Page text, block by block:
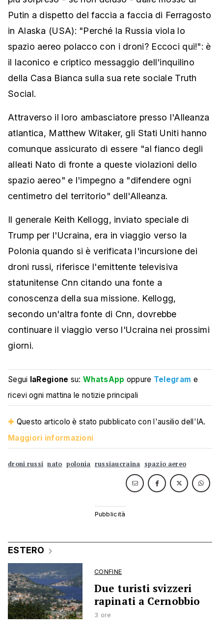
Putin a dispetto del faccia a faccia di Ferragosto
in Alaska (USA): "Perché la Russia viola lo
spazio aereo polacco con i droni? Eccoci qui!": è
il laconico e criptico messaggio dell'inquilino
della Casa Bianca sulla sua rete sociale Truth
Social.
Attraverso il loro ambasciatore presso l'Alleanza
atlantica, Matthew Witaker, gli Stati Uniti hanno
comunque assicurato di essere "al fianco degli
alleati Nato di fronte a queste violazioni dello
spazio aereo" e l'impegno a "difendere ogni
centimetro del territorio" dell'Alleanza.
Il generale Keith Kellogg, inviato speciale di
Trump per l'Ucraina, era in viaggio verso la
Polonia quando si è verificata l'incursione dei
droni russi, riferisce l'emittente televisiva
statunitense Cnn citando una fonte a
conoscenza della sua missione. Kellogg,
secondo un'altra fonte di Cnn, dovrebbe
continuare il viaggio verso l'Ucraina nei prossimi
giorni.
Segui laRegione su:WhatsApp oppure Telegram e
ricevi ogni mattina le notizie principali
Questo articolo è stato pubblicato con l'ausilio dell'IA.
Maggiori informazioni
droni russi nato polonia russiaucraina spazio aereo
ESTERO
CONFINE
Due turisti svizzeri
rapinati a Cernobbio
3 ore